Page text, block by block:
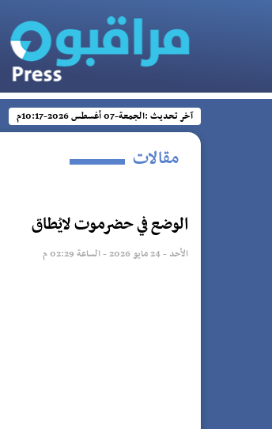
آخر تحديث :الجمعة-07 أغسطس 2026-10:17م
مقالات
الوضع في حضرموت لايُطاق
الأحد - 24 مايو 2026 - الساعة 02:29 م